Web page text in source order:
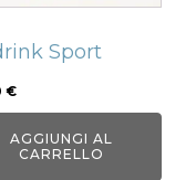
Sport
€
AGGIUNGI AL
CARRELLO